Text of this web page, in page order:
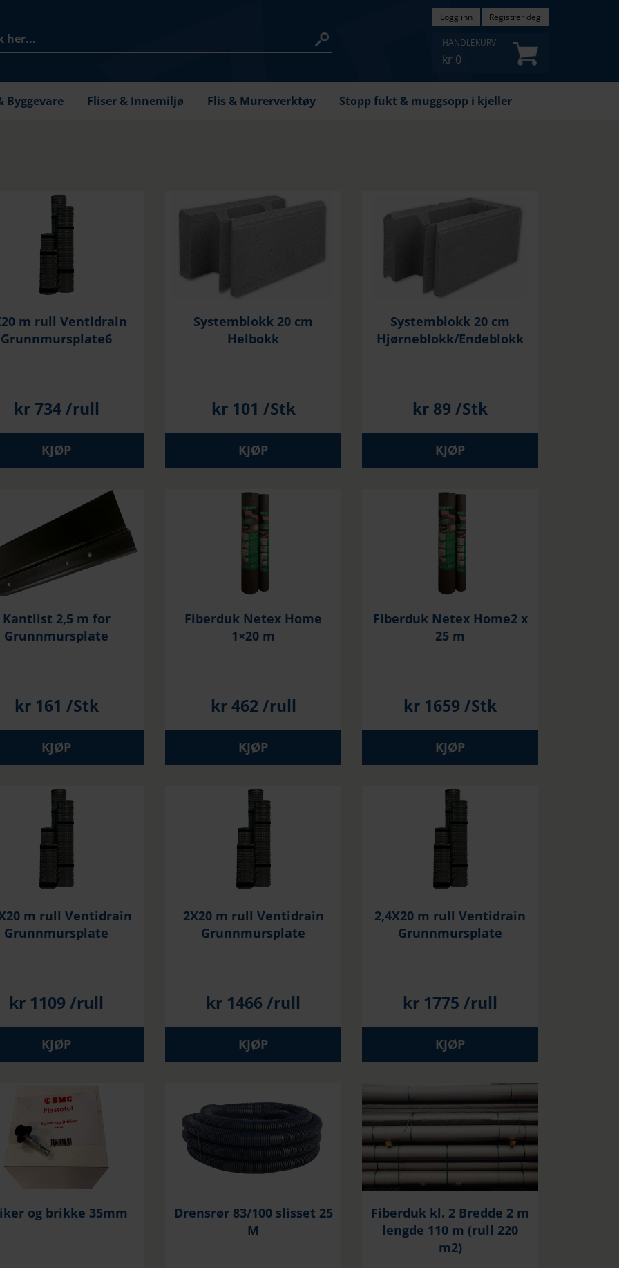
Registrer deg
Logg inn
HANDLEKURV
kr 0
Byggevare Fliser & Innemiljø Flis & Murerverktøy Stopp fukt & muggsopp i kjeller
m rull Ventidrain
Grunnmursplate6
kr734/rull
KJØP
Systemblokk 20 cm
Helbokk
kr101 /Stk
KJØP
Systemblokk 20 cm
Hjørneblokk/Endeblokk
kr 89 /Stk
KJØP
Kantlist 2,5 m for
Grunnmursplate
kr161 /Stk
KJØP
Fiberduk Netex Home
1×20 m
kr462/rull
KJØP
Fiberduk Netex Home2 x
25 m
kr 1659 /Stk
KJØP
m rull Ventidrain
Grunnmursplate
kr 1109 /rull
KJØP
2X20 m rull Ventidrain
Grunnmursplate
kr 1466 /rull
KJØP
2,4X20 m rull Ventidrain
Grunnmursplate
kr 1775 /rull
KJØP
og brikke 35mm
Drensrør 83/100 slisset 25
M
Fiberduk kl. 2 Bredde 2 m
lengde 110 m (rull 220
m2)